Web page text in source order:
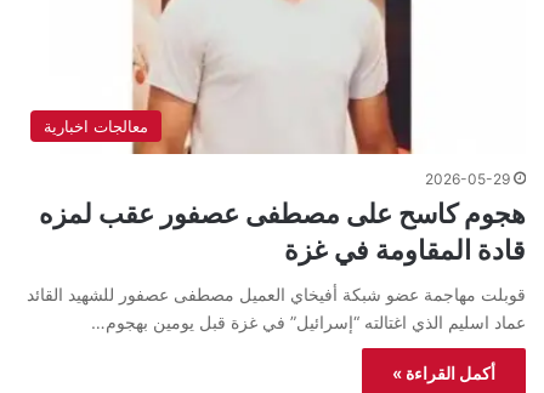
معالجات اخبارية
2026-05-29
هجوم كاسح على مصطفى عصفور عقب لمزه
قادة المقاومة في غزة
قوبلت مهاجمة عضو شبكة أفيخاي العميل مصطفى عصفور للشهيد القائد
عماد اسليم الذي اغتالته “إسرائيل” في غزة قبل يومين بهجوم…
أكمل القراءة »